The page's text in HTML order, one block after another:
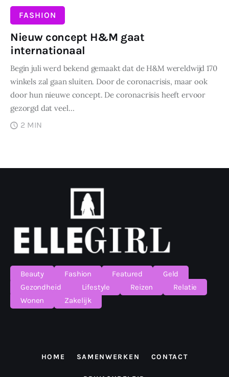
FASHION
Nieuw concept H&M gaat
internationaal
Begin juli werd bekend gemaakt dat de H&M wereldwijd 170
winkels zal gaan sluiten. Door de coronacrisis, maar ook
door hun nieuwe concept. De coronacrisis heeft ervoor
gezorgd dat veel…
2 MIN
Beauty Fashion Featured
Geld
Gezondheid
Lifestyle Reizen
Relatie
Wonen
Zakelijk
HOME SAMENWERKEN CONTACT